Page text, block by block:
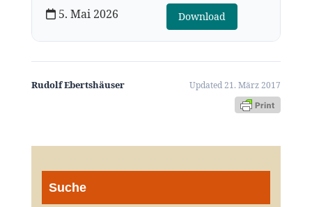
5. Mai 2026 Download
Rudolf Ebertshäuser Updated 21. März 2017
Suche